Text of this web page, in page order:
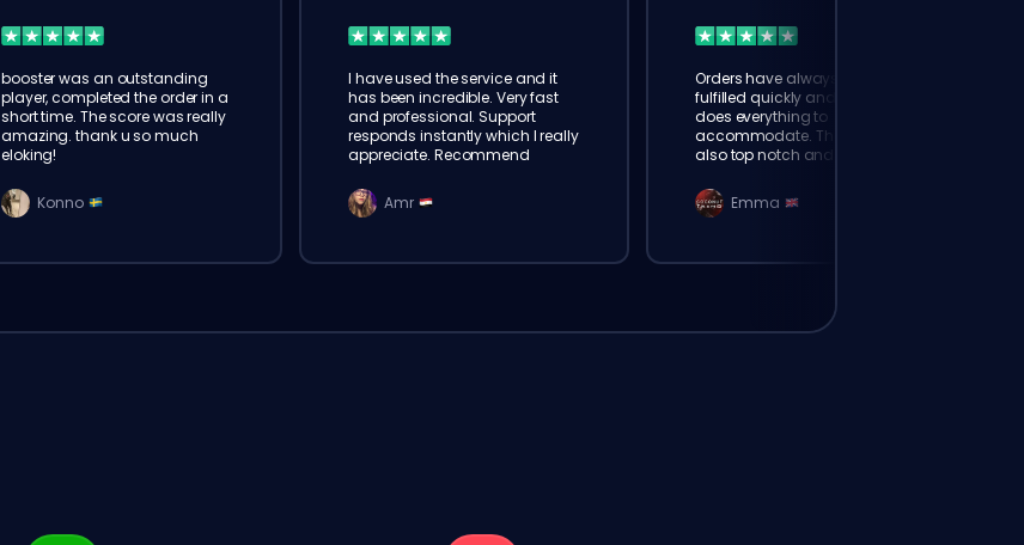
booster was an outstanding
player, completed the order in a
short time. The score was really
amazing. thank u so much
eloking!
Konno
I have used the service and it
has been incredible. Very fast
and professional. Support
responds instantly which I really
appreciate. Recommend
Amr
Orders have always been
fulfilled quickly and booster
does everything to
accommodate. The support is
also top notch and responds
elokingEmma